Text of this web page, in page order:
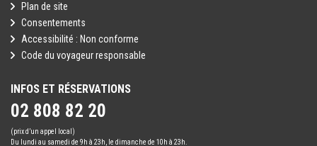
Plan de site
Consentements
Accessibilité : Non conforme
Code du voyageur responsable
INFOS ET RÉSERVATIONS
02 808 82 20
(prix d’un appel local)
Du lundi au samedi de 9h à 23h, le dimanche de 10h à 23h.